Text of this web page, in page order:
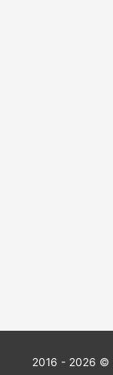
2016 - 2026 ©